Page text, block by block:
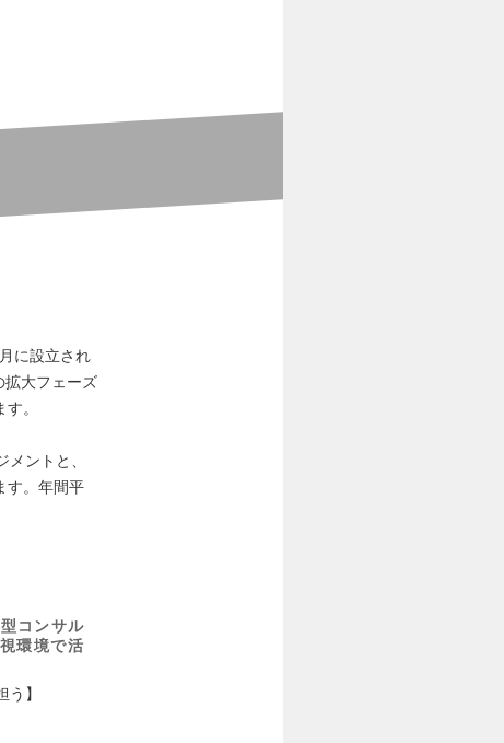
に設立され
拡大フェーズ
。
ントと、
す。年間平
コンサル
環境で活
】